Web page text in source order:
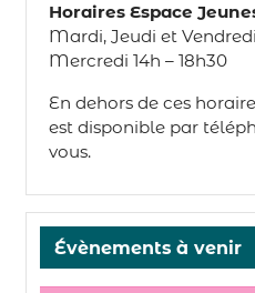
Horaires Espace
Mardi, Jeudi et Vendredi
Mercredi 14h – 18h30
En dehors de ces
est disponible par
vous.
Évènements à venir